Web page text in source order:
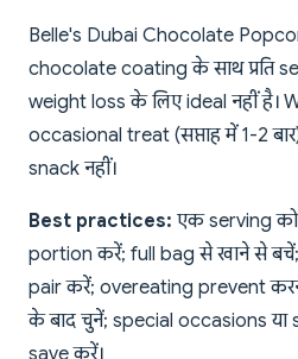
Belle's Dubai Chocolate
chocolate coating के साथ प्रति
weight loss के लिए ideal नहीं है।
occasional treat (सप्ताह में 1-2
snack नहीं।
Best practices: एक serving
portion करें; full bag से खाने से बचें;
pair करें; overeating prevent
के बाद चुनें; special occasions